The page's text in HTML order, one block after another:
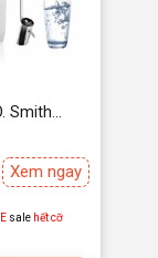
Smith
Xem ngay
sale hết cỡ